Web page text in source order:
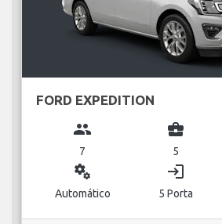
FORD EXPEDITION
group
7
business_center
5
miscellaneous_services
Automático
login
5 Porta